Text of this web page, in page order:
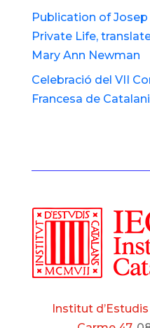
Publication of Josep
Private Life,
Mary Ann Newman
Celebració del VII
Francesa de
Institut